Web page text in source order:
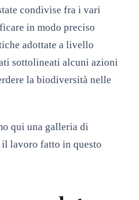
condivise fra i vari
in modo preciso
adottate a livello
sottolineati alcuni azioni
la biodiversità nelle
qui una galleria di
lavoro fatto in questo